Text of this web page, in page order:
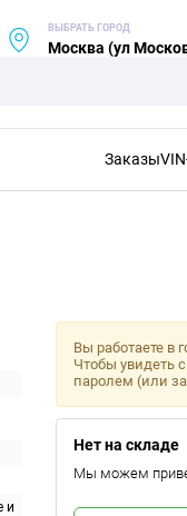
ВЫБРАТЬ ГОРОД
Москва (ул
Заказы
и
Вы работаете в
Чтобы увидеть
паролем (или
Нет на складе
Мы можем